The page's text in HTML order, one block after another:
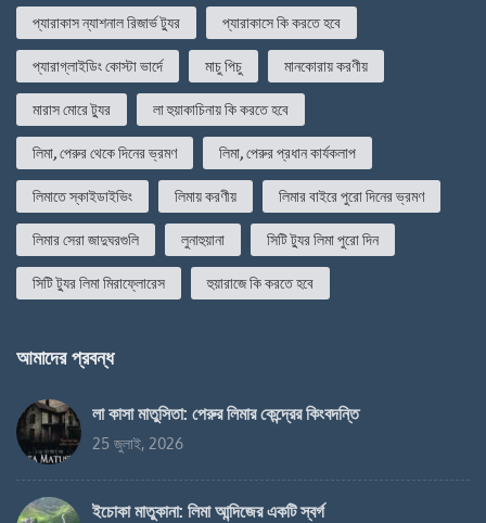
প্যারাকাস ন্যাশনাল রিজার্ভ ট্যুর
প্যারাকাসে কি করতে হবে
প্যারাগ্লাইডিং কোস্টা ভার্দে
মাচু পিচু
মানকোরায় করণীয়
মারাস মোরে ট্যুর
লা হুয়াকাচিনায় কি করতে হবে
লিমা, পেরুর থেকে দিনের ভ্রমণ
লিমা, পেরুর প্রধান কার্যকলাপ
লিমাতে স্কাইডাইভিং
লিমায় করণীয়
লিমার বাইরে পুরো দিনের ভ্রমণ
লিমার সেরা জাদুঘরগুলি
লুনাহুয়ানা
সিটি ট্যুর লিমা পুরো দিন
সিটি ট্যুর লিমা মিরাফ্লোরেস
হুয়ারাজে কি করতে হবে
আমাদের প্রবন্ধ
লা কাসা মাতুসিতা: পেরুর লিমার কেন্দ্রের কিংবদন্তি
25 জুলাই, 2026
ইচোকা মাতুকানা: লিমা আন্দিজের একটি স্বর্গ